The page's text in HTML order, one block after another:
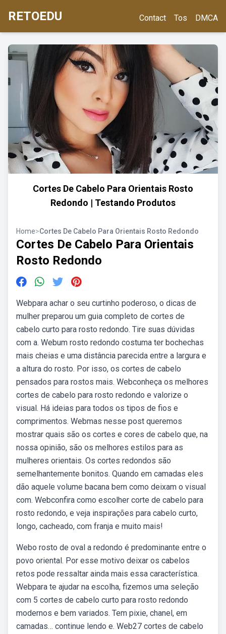
RETOEDU Contact Tos DMCA
Cortes De Cabelo Para Orientais Rosto
Redondo | Testando Produtos
Home>Cortes De Cabelo Para Orientais Rosto Redondo
Cortes De Cabelo Para Orientais
Rosto Redondo
Webpara achar o seu curtinho poderoso, o dicas de
mulher preparou um guia completo de cortes de
cabelo curto para rosto redondo. Tire suas dúvidas
com a. Webum rosto redondo costuma ter bochechas
mais cheias e uma distância parecida entre a largura e
a altura do rosto. Por isso, os cortes de cabelo
pensados para rostos mais. Webconheça os melhores
cortes de cabelo para rosto redondo e valorize o
visual. Há ideias para todos os tipos de fios e
comprimentos. Webmas nesse post queremos
mostrar quais são os cortes e cores de cabelo que, na
nossa opinião, são os melhores estilos para as
mulheres orientais. Os cortes redondos são
semelhantemente bonitos. Quando em camadas eles
dão aquele volume bacana bem como deixam o visual
com. Webconfira como escolher corte de cabelo para
rosto redondo, e veja inspirações para cabelo curto,
longo, cacheado, com franja e muito mais!
Webo rosto de oval a redondo é predominante entre o
povo oriental. Por esse motivo deixar os cabelos
retos pode ressaltar ainda mais essa característica.
Webpara te ajudar na escolha, fizemos uma seleção
com 5 cortes de cabelo curto para rosto redondo
modernos e bem variados. Tem pixie, chanel, em
camadas… continue lendo e. Web27 cortes de cabelo